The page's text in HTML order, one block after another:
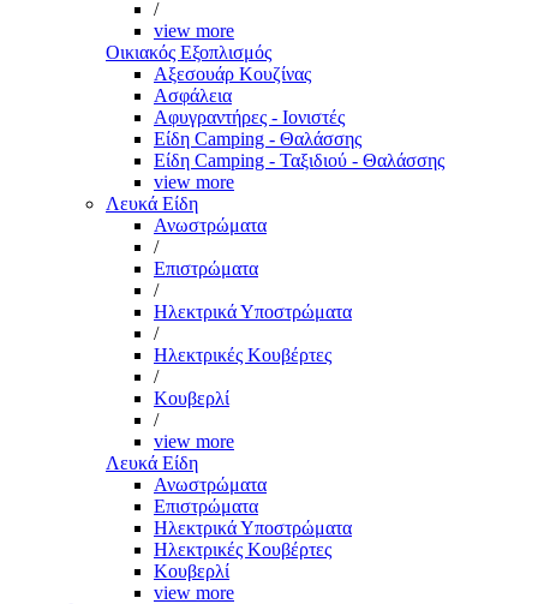
/
view more
Οικιακός Εξοπλισμός
Αξεσουάρ Κουζίνας
Ασφάλεια
Αφυγραντήρες - Ιονιστές
Είδη Camping - Θαλάσσης
Είδη Camping - Ταξιδιού - Θαλάσσης
view more
Λευκά Είδη
Ανωστρώματα
/
Επιστρώματα
/
Ηλεκτρικά Υποστρώματα
/
Ηλεκτρικές Κουβέρτες
/
Κουβερλί
/
view more
Λευκά Είδη
Ανωστρώματα
Επιστρώματα
Ηλεκτρικά Υποστρώματα
Ηλεκτρικές Κουβέρτες
Κουβερλί
view more